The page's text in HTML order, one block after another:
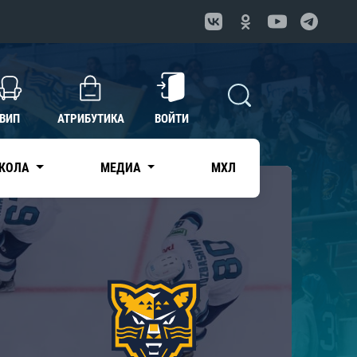
ВИП АТРИБУТИКА ВОЙТИ
МЕДИА МХЛ